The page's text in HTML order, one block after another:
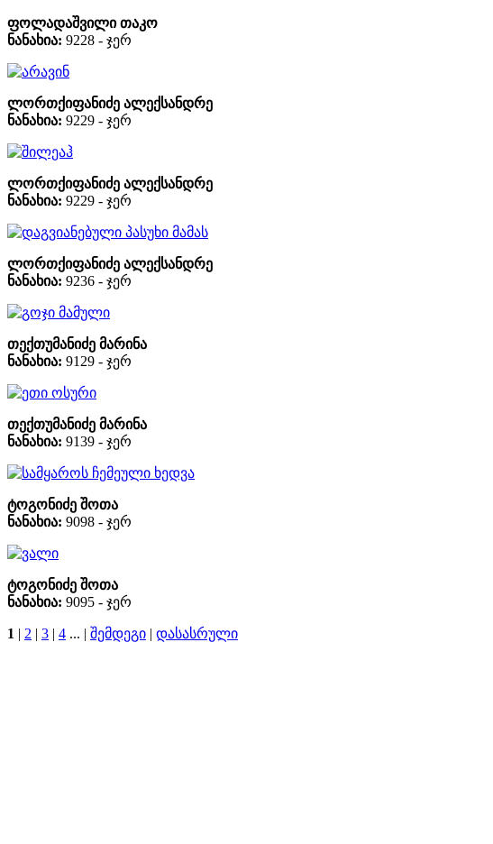
ფოლადაშვილი თაკო
ნანახია: 9228 - ჯერ
არავინ
ლორთქიფანიძე ალექსანდრე
ნანახია: 9229 - ჯერ
შილეაჰ
ლორთქიფანიძე ალექსანდრე
ნანახია: 9229 - ჯერ
დაგვიანებული პასუხი მამას
ლორთქიფანიძე ალექსანდრე
ნანახია: 9236 - ჯერ
გოჯი მამული
თექთუმანიძე მარინა
ნანახია: 9129 - ჯერ
ეთი ოსური
თექთუმანიძე მარინა
ნანახია: 9139 - ჯერ
სამყაროს ჩემეული ხედვა
ტოგონიძე შოთა
ნანახია: 9098 - ჯერ
ვალი
ტოგონიძე შოთა
ნანახია: 9095 - ჯერ
1 | 2 | 3 | 4 ... | შემდეგი | დასასრული